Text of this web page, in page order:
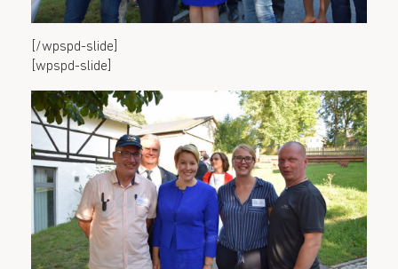
[/wpspd-slide]
[wpspd-slide]